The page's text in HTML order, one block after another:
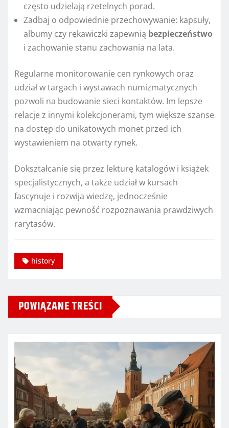
często udzielają rzetelnych porad.
Zadbaj o odpowiednie przechowywanie: kapsuły,
albumy czy rękawiczki zapewnią bezpieczeństwo
i zachowanie stanu zachowania na lata.
Regularne monitorowanie cen rynkowych oraz
udział w targach i wystawach numizmatycznych
pozwoli na budowanie sieci kontaktów. Im lepsze
relacje z innymi kolekcjonerami, tym większe szanse
na dostęp do unikatowych monet przed ich
wystawieniem na otwarty rynek.
Dokształcanie się przez lekturę katalogów i książek
specjalistycznych, a także udział w kursach
fascynuje i rozwija wiedzę, jednocześnie
wzmacniając pewność rozpoznawania prawdziwych
rarytasów.
history
POWIĄZANE TREŚCI